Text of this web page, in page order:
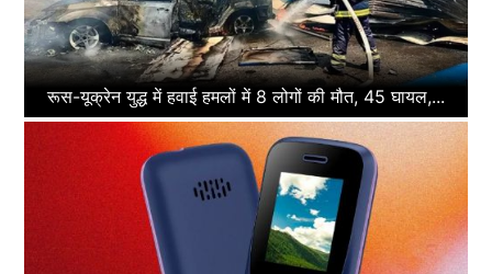
रूस-यूक्रेन युद्ध में हवाई हमलों में 8 लोगों की मौत, 45 घायल,...